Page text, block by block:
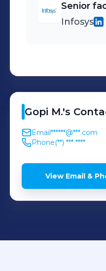
Senior
Infosys
Gopi M.'s
Email******@***.com
Phone(**) *** ****
View Email &